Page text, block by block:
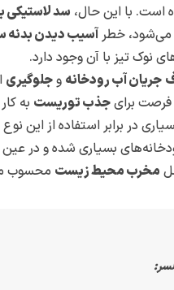
با این حال، سد لاستیکی
می‌شود، خطرآسیب دیدن بدنه
نوک تیز با آن وجود دارد.
جریان آب رودخانه وجلوگیری
فرصت برایجذب توریست به
در برابر استفاده از این نوع
بسیاری شده و در
مخرب محیط زیست محسوب